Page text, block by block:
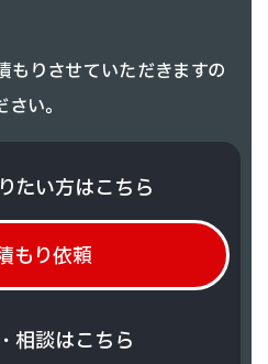
もりさせていただきますの
い。
たい方はこちら
もり依頼
相談はこちら